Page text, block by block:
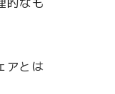
アとは